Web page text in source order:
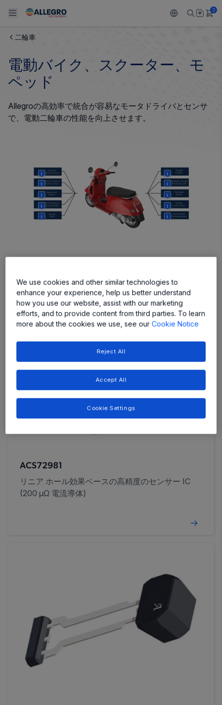
Back To Main Menu
製品
レギュレート
Back To Main Menu
用途
工業
Technologies
Back To Main Menu
設計サポート
パッケージング
ソフトウェア ポータル
Back To Main Menu
技術リソース
Back To Main Menu
ALLEGRO について
私たちの会社
キャリア
Growth and Inclusion
お問い合わせ先
0
二輪車
電動バイク、スクーター、モ
ペッド
Allegroの高効率で統合が容易なモータドライバとセンサ
で、電動二輪車の性能を向上させます。
More
More
More
More
More
More
More
More
More
More
注目の製品
ACS72981
リニア ホール効果ベースの高精度のセンサー IC
(200 μΩ 電流導体)
We use cookies and other similar technologies to
enhance your experience, help us better understand
how you use our website, assist with our marketing
efforts, and to provide content from third parties. To learn
more about the cookies we use, see ourCookie Notice
Reject All
Accept All
Cookie Settings